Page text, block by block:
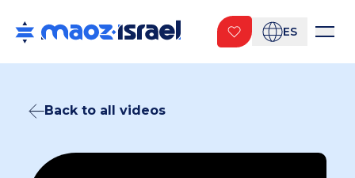
ES
Back to all videos